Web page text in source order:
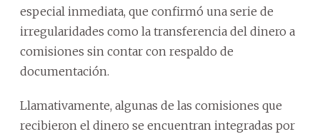
especial inmediata, que confirmó una serie de
irregularidades como la transferencia del dinero a
comisiones sin contar con respaldo de
documentación.
Llamativamente, algunas de las comisiones que
recibieron el dinero se encuentran integradas por